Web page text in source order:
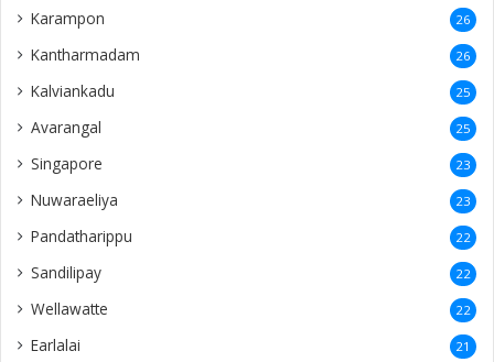
Karampon 26
Kantharmadam 26
Kalviankadu 25
Avarangal 25
Singapore 23
Nuwaraeliya 23
Pandatharippu 22
Sandilipay 22
Wellawatte 22
Earlalai 21